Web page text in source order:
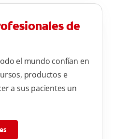
de
el mundo confían en
productos e
a sus pacientes un